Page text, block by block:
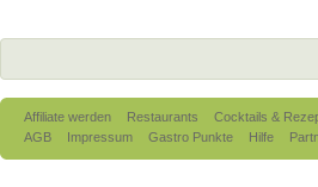
Affiliate werden Restaurants
Cocktails &
AGB
Impressum Gastro Punkte Hilfe